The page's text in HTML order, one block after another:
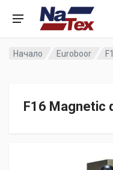
Начало Euroboor
F16 Magnetic